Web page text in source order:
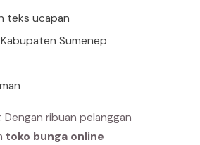
teks ucapan
Sumenep
ribuan pelanggan
toko bunga online